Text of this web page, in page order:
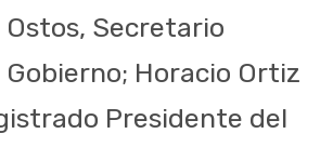
Secretario
Gobierno; Horacio Ortiz
Presidente del